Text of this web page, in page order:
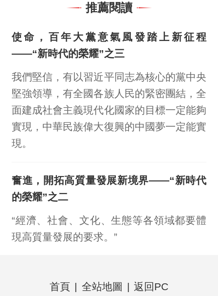
推薦閱讀
使命，百年大黨意氣風發踏上新征程
——“新時代的榮耀”之三
我們堅信，有以習近平同志為核心的黨中央
堅強領導，有全國各族人民的緊密團結，全
面建成社會主義現代化國家的目標一定能夠
實現，中華民族偉大復興的中國夢一定能實
現。
奮進，開拓高質量發展新境界——“新時代
的榮耀”之二
“經濟、社會、文化、生態等各領域都要體
現高質量發展的要求。”
首頁 | 全站地圖 | 返回PC